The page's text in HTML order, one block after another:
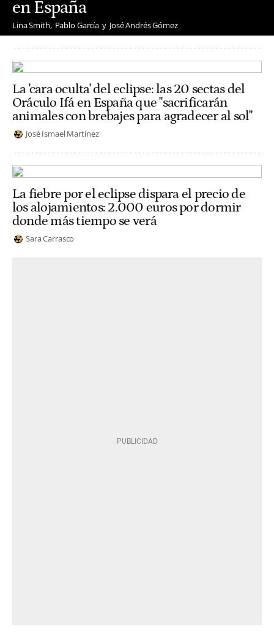
en España
Lina Smith Pablo García José Andrés Gómez
La 'cara oculta' del eclipse: las 20 sectas del
Oráculo Ifá en España que "sacrificarán
animales con brebajes para agradecer al sol"
José Ismael Martínez
La fiebre por el eclipse dispara el precio de
los alojamientos: 2.000 euros por dormir
donde más tiempo se verá
Sara Carrasco